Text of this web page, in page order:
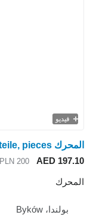
فيديو
AED 197.10
PLN 200
المحرك
بولندا، Byków